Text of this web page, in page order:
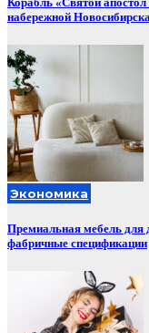
набережной Новосибирска
Экономика
Премиальная мебель для
фабричные спецификации